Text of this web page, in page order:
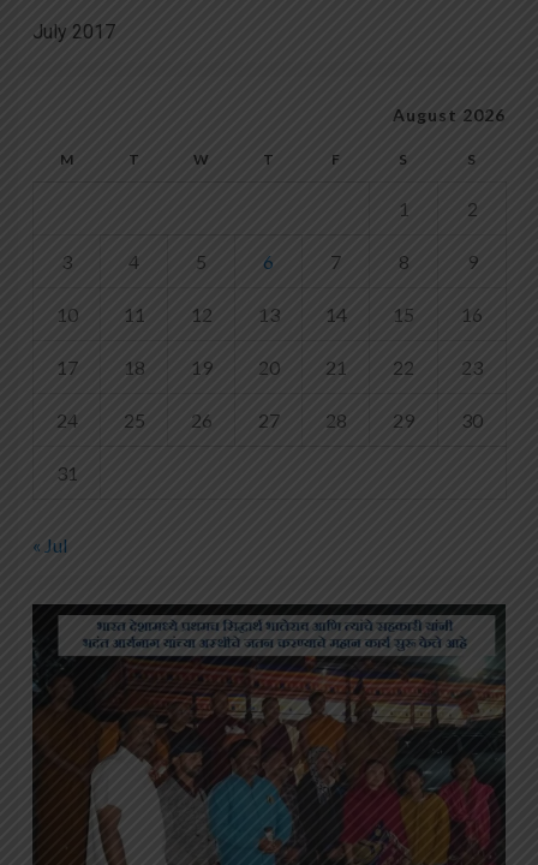
July 2017
August 2026
M T W T F S S
1 2
3 4 5 6 7 8 9
10 11 12 13 14 15 16
17 18 19 20 21 22 23
24 25 26 27 28 29 30
31
« Jul